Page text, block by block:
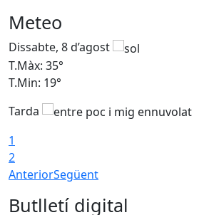
Meteo
Dissabte, 8 d’agost
T.Màx: 35°
T.Min: 19°
Tarda
1
2
AnteriorSegüent
Butlletí digital